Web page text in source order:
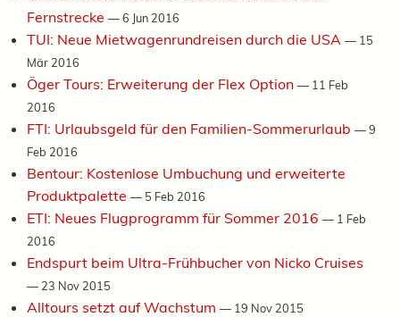
Fernstrecke —6 Jun 2016
TUI: Neue Mietwagenrundreisen durch die USA — 15
Mär 2016
Öger Tours: Erweiterung der Flex Option — 11 Feb
2016
FTI: Urlaubsgeld für den Familien-Sommerurlaub —9
Feb 2016
Bentour: Kostenlose Umbuchung und erweiterte
Produktpalette — 5 Feb 2016
ETI: Neues Flugprogramm für Sommer 2016 — 1 Feb
2016
Endspurt beim Ultra-Frühbucher von Nicko Cruises
— 23 Nov 2015
Alltours setzt auf Wachstum — 19 Nov 2015